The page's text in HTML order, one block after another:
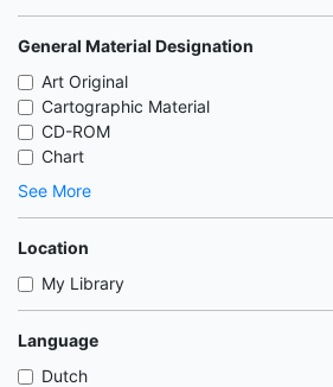
General Material Designation
Art Original
Cartographic Material
CD-ROM
Chart
See More
Location
My Library
Language
Dutch